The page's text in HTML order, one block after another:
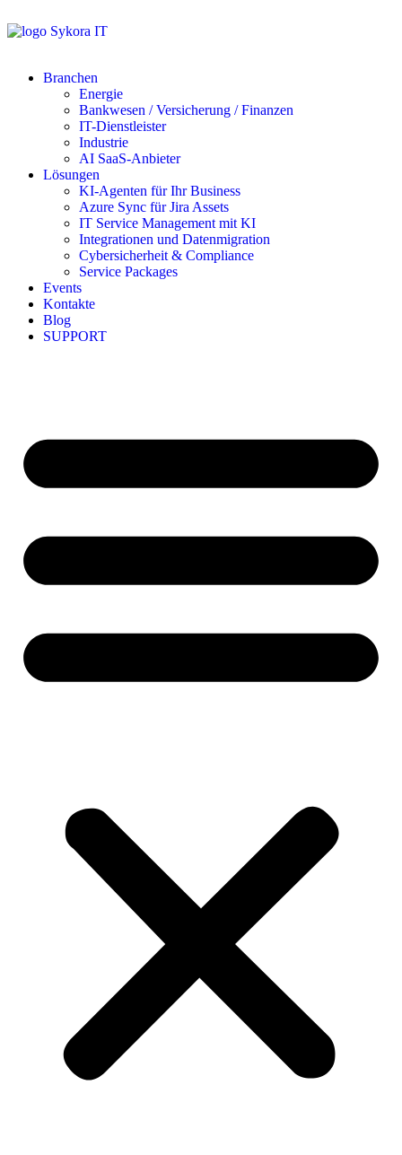
Branchen
Energie
Bankwesen / Versicherung / Finanzen
IT-Dienstleister
Industrie
AI SaaS-Anbieter
Lösungen
KI-Agenten für Ihr Business
Azure Sync für Jira Assets
IT Service Management mit KI
Integrationen und Datenmigration
Cybersicherheit & Compliance
Service Packages
Events
Kontakte
Blog
SUPPORT